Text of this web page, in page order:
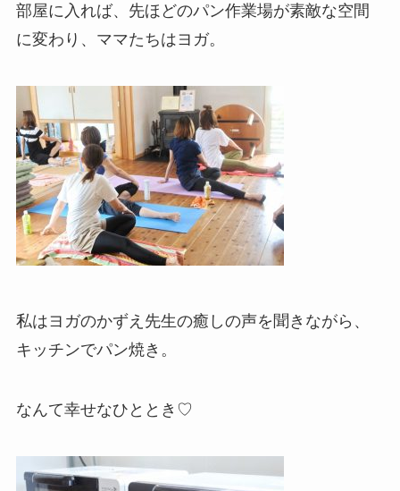
部屋に入れば、先ほどのパン作業場が素敵な空間
に変わり、ママたちはヨガ。
私はヨガのかずえ先生の癒しの声を聞きながら、
キッチンでパン焼き。
なんて幸せなひととき♡